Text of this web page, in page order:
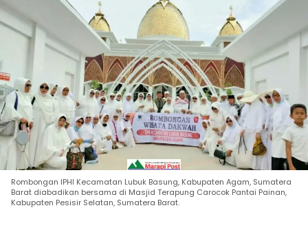
Rombongan IPHI Kecamatan Lubuk Basung, Kabupaten Agam, Sumatera
Barat diabadikan bersama di Masjid Terapung Carocok Pantai Painan,
Kabupaten Pesisir Selatan, Sumatera Barat.